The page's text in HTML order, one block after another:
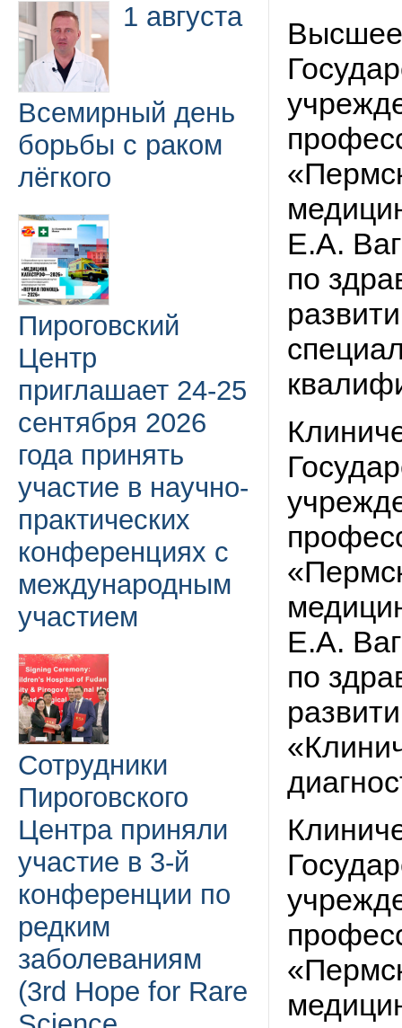
1 августа
Всемирный день
борьбы с раком
лёгкого
Пироговский
Центр
приглашает 24-25
сентября 2026
года принять
участие в научно-
практических
конференциях с
международным
участием
Сотрудники
Пироговского
Центра приняли
участие в 3-й
конференции по
редким
заболеваниям
(3rd Hope for Rare
Высшее
Е.А.
по
Е.А.
по